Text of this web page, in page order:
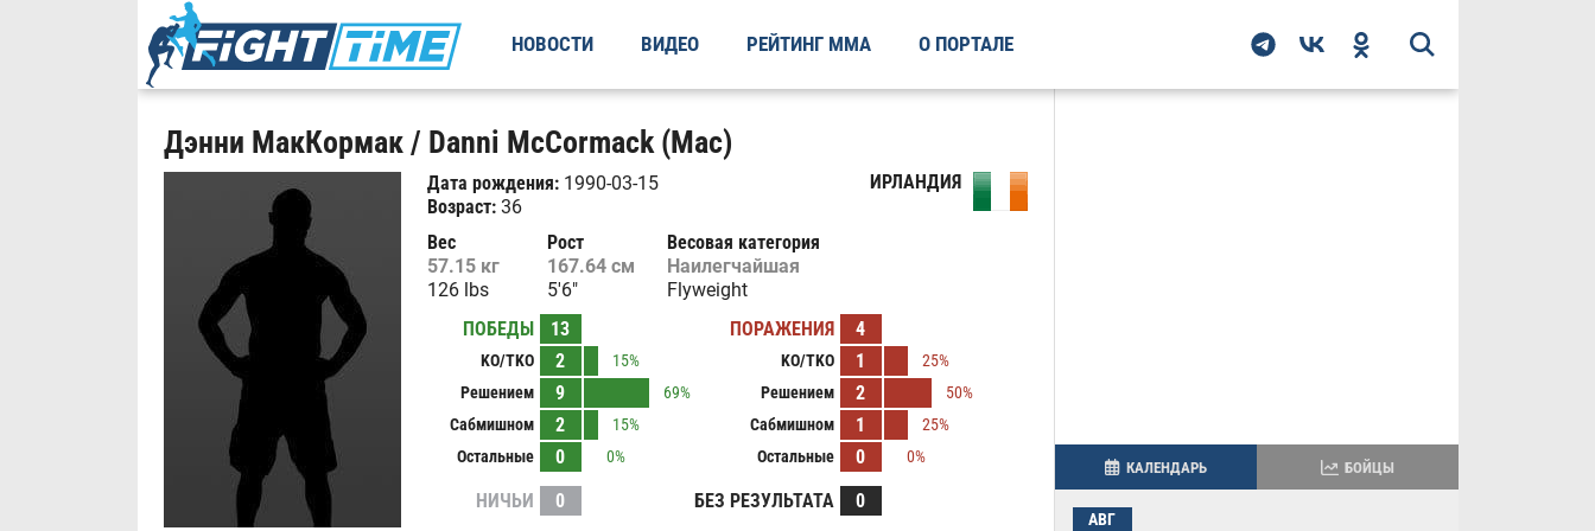
НОВОСТИ ВИДЕО РЕЙТИНГ ММА О ПОРТАЛЕ
Дэнни МакКормак / Danni McCormack (Mac)
Дата рождения:1990-03-15
Возраст:36
ИРЛАНДИЯ
Вес
57.15 кг
126 lbs
Рост
167.64 см
5'6"
Весовая категория
Наилегчайшая
Flyweight
ПОБЕДЫ
13
KO/TKO 2
15%
Решением
9
69%
Сабмишном
2
15%
Остальные
0 0%
ПОРАЖЕНИЯ 4
KO/TKO 1
25%
Решением
2
50%
Сабмишном
1
25%
Остальные
0 0%
НИЧЬИ 0 БЕЗ РЕЗУЛЬТАТА 0
КАЛЕНДАРЬ БОЙЦЫ
АВГ